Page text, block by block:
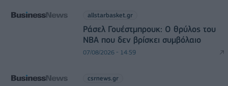
allstarbasket.gr
Ράσελ Γουέστμπρουκ: Ο θρύλος του
NBA που δεν βρίσκει συμβόλαιο
07/08/2026 - 14:59
csrnews.gr